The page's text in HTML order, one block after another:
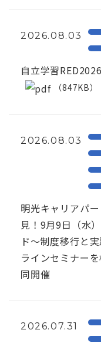
2026.08.03
自立学習
（847KB）
2026.08.03
明光キャリアパ
見！9月9日（水
ド～制度移行と
ラインセミナー
同開催
2026.07.31